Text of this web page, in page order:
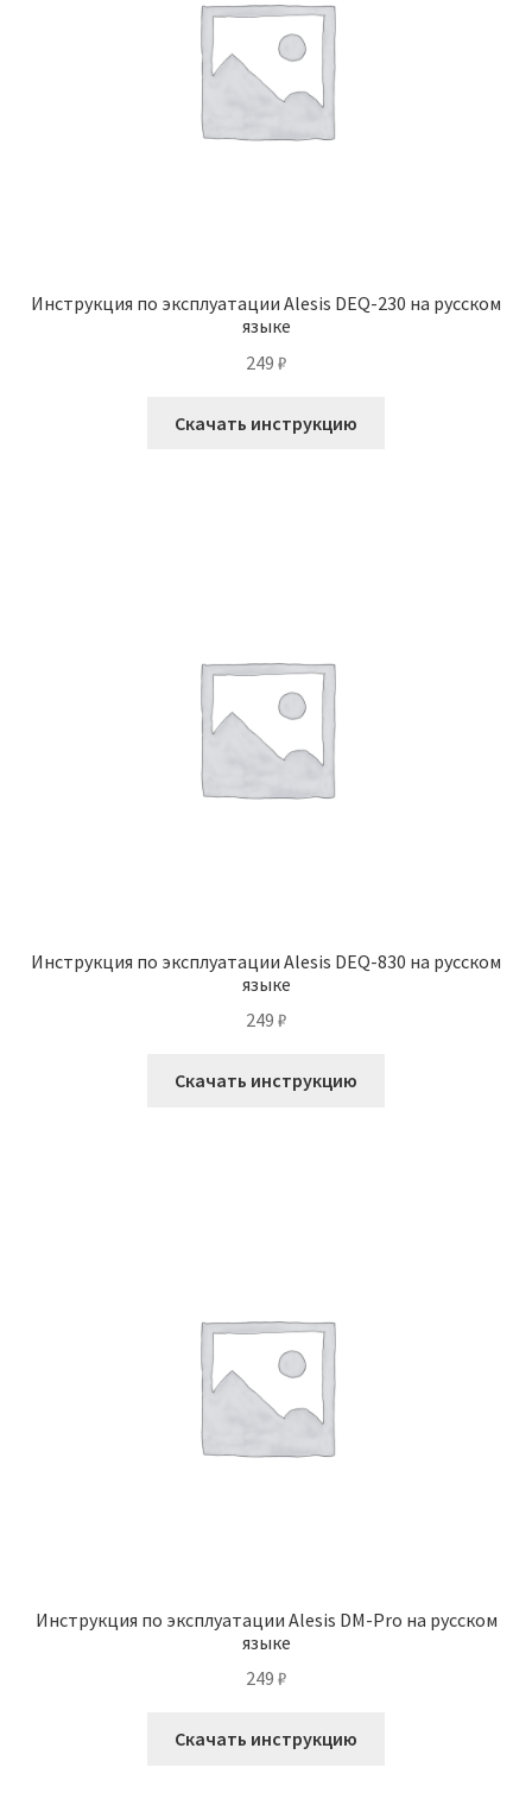
Инструкция по эксплуатации Alesis DEQ-230 на русском
языке
249 ₽
Скачать инструкцию
Инструкция по эксплуатации Alesis DEQ-830 на русском
языке
249 ₽
Скачать инструкцию
Инструкция по эксплуатации Alesis DM-Pro на русском
языке
249 ₽
Скачать инструкцию